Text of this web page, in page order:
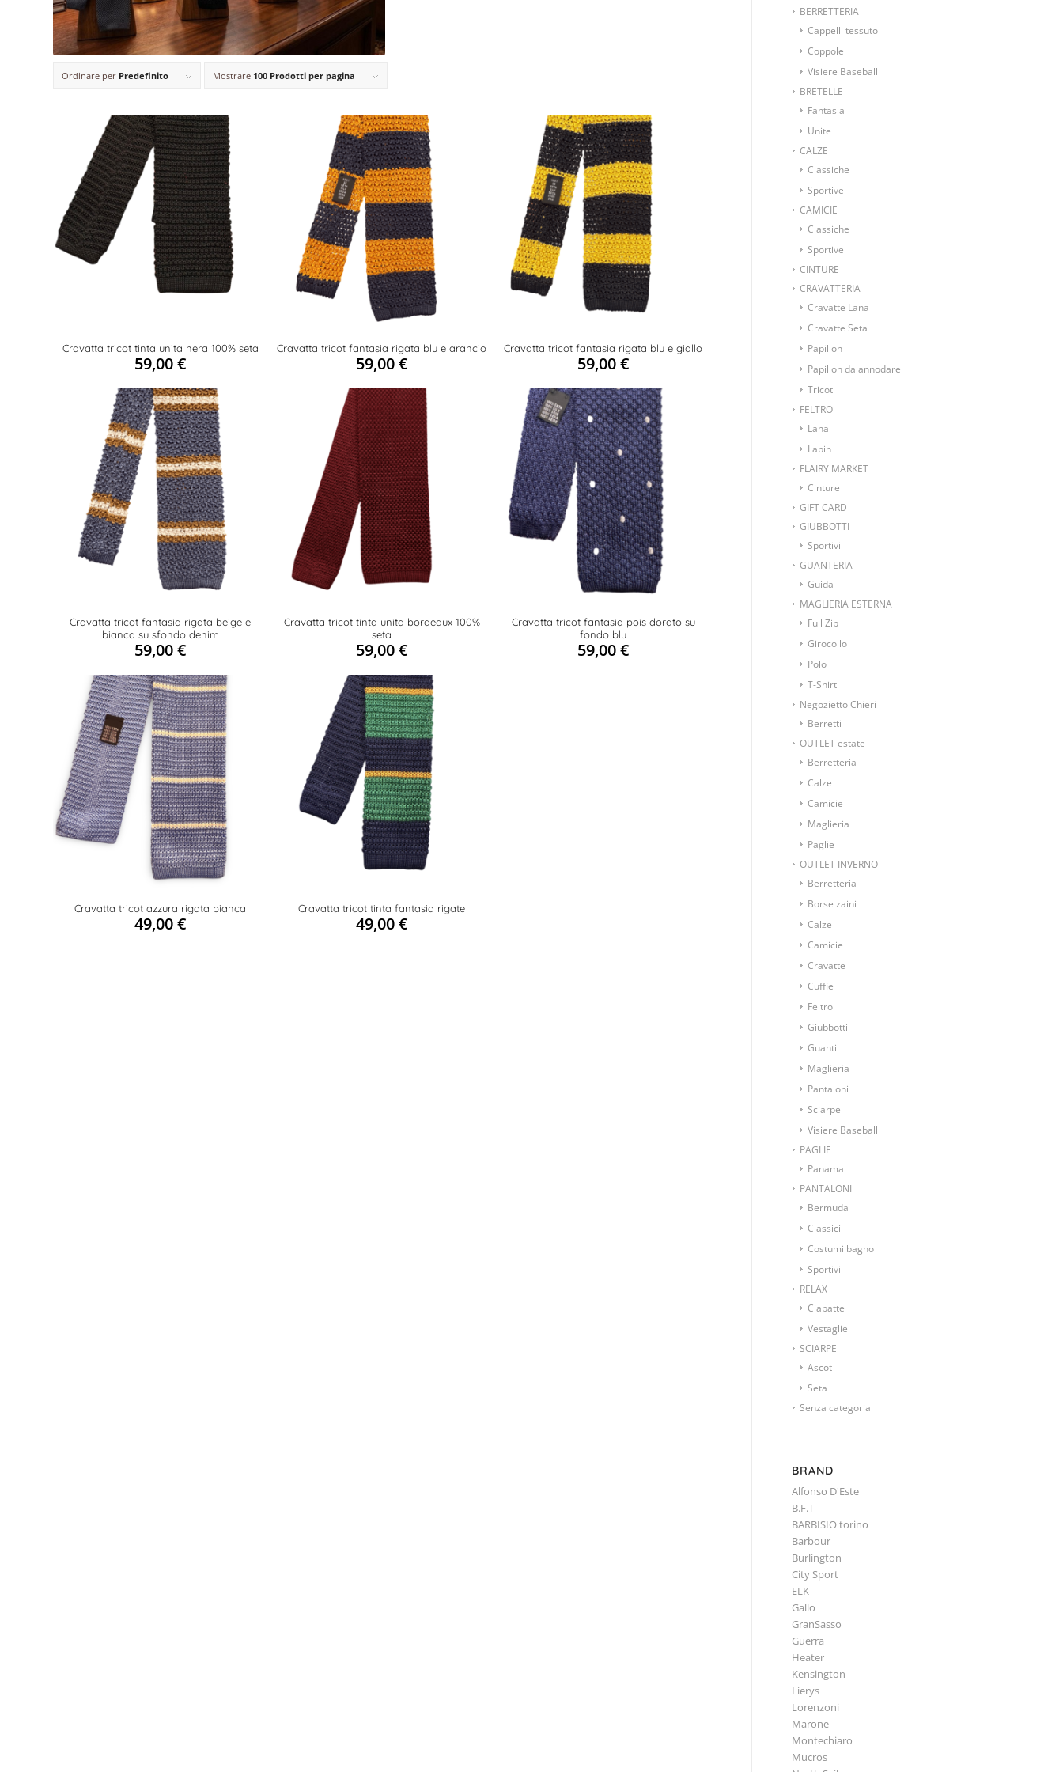
Ordinare per Predefinito Mostrare 100 Prodotti per pagina
Cravatta tricot tinta unita nera 100% seta
59,00€
Cravatta tricot fantasia rigata blu e arancio
59,00€
Cravatta tricot fantasia rigata blu e giallo
59,00€
Cravatta tricot fantasia rigata beige e
bianca su sfondo denim
59,00€
Cravatta tricot tinta unita bordeaux 100%
seta
59,00€
Cravatta tricot fantasia pois dorato su
fondo blu
59,00€
Cravatta tricot azzura rigata bianca
49,00€
Cravatta tricot tinta fantasia rigate
49,00€
BERRETTERIA
Cappelli tessuto
Coppole
Visiere Baseball
BRETELLE
Fantasia
Unite
CALZE
Classiche
Sportive
CAMICIE
Classiche
Sportive
CINTURE
CRAVATTERIA
Cravatte Lana
Cravatte Seta
Papillon
Papillon da annodare
Tricot
FELTRO
Lana
Lapin
FLAIRY MARKET
Cinture
GIFT CARD
GIUBBOTTI
Sportivi
GUANTERIA
Guida
MAGLIERIA ESTERNA
Full Zip
Girocollo
Polo
T-Shirt
Negozietto Chieri
Berretti
OUTLET estate
Berretteria
Calze
Camicie
Maglieria
Paglie
OUTLET INVERNO
Berretteria
Borse zaini
Calze
Camicie
Cravatte
Cuffie
Feltro
Giubbotti
Guanti
Maglieria
Pantaloni
Sciarpe
Visiere Baseball
PAGLIE
Panama
PANTALONI
Bermuda
Classici
Costumi bagno
Sportivi
RELAX
Ciabatte
Vestaglie
SCIARPE
Ascot
Seta
Senza categoria
BRAND
Alfonso D'Este
B.F.T
BARBISIO torino
Barbour
Burlington
City Sport
ELK
Gallo
GranSasso
Guerra
Heater
Kensington
Lierys
Lorenzoni
Marone
Montechiaro
Mucros